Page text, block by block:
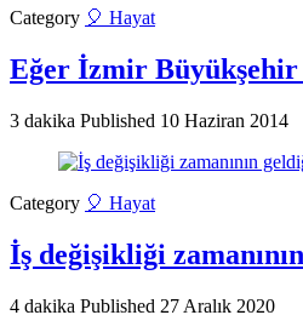
Category 🎈 Hayat
Eğer İzmir Büyükşehir
3 dakika Published 10 Haziran 2014
Category 🎈 Hayat
İş değişikliği
4 dakika Published 27 Aralık 2020